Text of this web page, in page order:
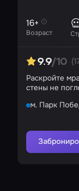
Возраст
16+
9.9/10
Раскройте
стены не
м. Парк